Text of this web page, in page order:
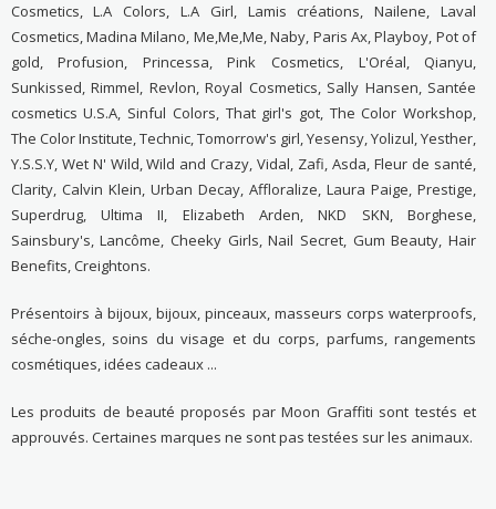
Cosmetics, L.A Colors, L.A Girl, Lamis créations, Nailene, Laval
Cosmetics, Madina Milano, Me,Me,Me, Naby, Paris Ax, Playboy, Pot of
gold, Profusion, Princessa, Pink Cosmetics, L'Oréal, Qianyu,
Sunkissed, Rimmel, Revlon, Royal Cosmetics, Sally Hansen, Santée
cosmetics U.S.A, Sinful Colors, That girl's got, The Color Workshop,
The Color Institute, Technic, Tomorrow's girl, Yesensy, Yolizul, Yesther,
Y.S.S.Y, Wet N' Wild, Wild and Crazy, Vidal, Zafi, Asda, Fleur de santé,
Clarity, Calvin Klein, Urban Decay, Affloralize, Laura Paige, Prestige,
Superdrug, Ultima II, Elizabeth Arden, NKD SKN, Borghese,
Sainsbury's, Lancôme, Cheeky Girls, Nail Secret, Gum Beauty, Hair
Benefits, Creightons.
Présentoirs à bijoux, bijoux, pinceaux, masseurs corps waterproofs,
séche-ongles, soins du visage et du corps, parfums, rangements
cosmétiques, idées cadeaux ...
Les produits de beauté proposés par Moon Graffiti sont testés et
approuvés. Certaines marques ne sont pas testées sur les animaux.